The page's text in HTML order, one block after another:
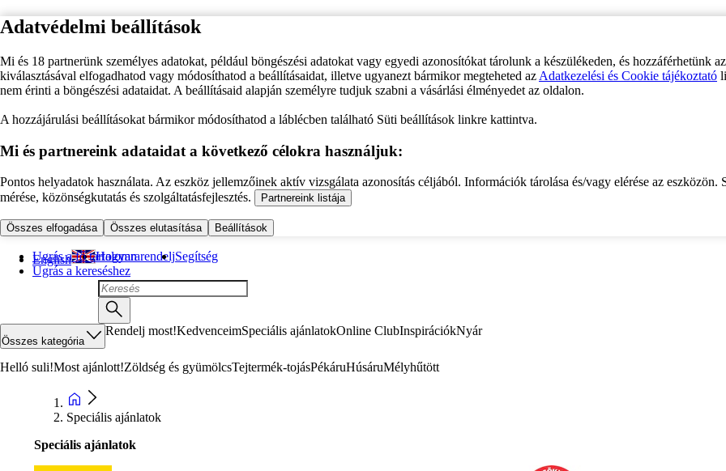
Adatvédelmi beállítások
Mi és 18 partnerünk személyes adatokat, például böngészési adatokat vagy egyedi azonosítókat tárolunk a készülékeden, és hozzáférhetünk
kiválasztásával elfogadhatod vagy módosíthatod a beállításaidat, illetve ugyanezt bármikor megteheted az Adatkezelési és Cookie tájékoztató
nem érinti a böngészési adataidat. A beállításaid alapján személyre tudjuk szabni a vásárlási élményedet az oldalon.
A hozzájárulási beállításokat bármikor módosíthatod a láblécben található Süti beállítások linkre kattintva.
Mi és partnereink adataidat a következő célokra használjuk:
Pontos helyadatok használata. Az eszköz jellemzőinek aktív vizsgálata azonosítás céljából. Információk tárolása és/vagy elérése az eszközön.
mérése, közönségkutatás és szolgáltatásfejlesztés.
Partnereink listája
Összes elfogadása Összes elutasítása Beállítások
Ugrás a fő tartalomra
Ugrás a kereséshez
English Hogyan rendeljSegítség
Összes kategória
Rendelj most!KedvenceimSpeciális ajánlatokOnline ClubInspirációkNyár
Helló suli!Most ajánlott!Zöldség és gyümölcsTejtermék-tojásPékáruHúsáruMélyhűtött
Speciális ajánlatok
Speciális ajánlatok